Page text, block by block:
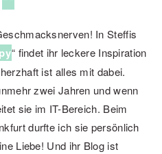
In Steffis
“ findet ihr leckere Inspiration
ist alles mit dabei.
zwei Jahren und wenn
sie im IT-Bereich. Beim
durfte ich sie persönlich
Liebe! Und ihr Blog ist